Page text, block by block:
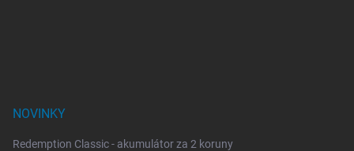
NOVINKY
Redemption Classic - akumulátor za 2 koruny